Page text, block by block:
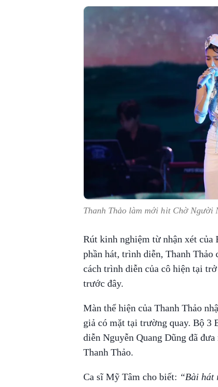
Thanh Thảo làm mới hit Chờ Người
Rút kinh nghiệm từ nhận xét của
phần hát, trình diễn, Thanh
cách trình diễn của cô hiện tại
trước đây.
Màn thể hiện của Thanh Thảo
giả có mặt tại trường quay. Bộ 3
diễn Nguyễn Quang Dũng đã
Thanh Thảo.
Ca sĩ Mỹ Tâm cho biết: “Bài hát